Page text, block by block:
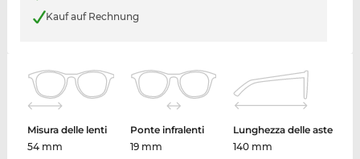
Kauf auf Rechnung
Misura delle lenti
54 mm
Ponte infralenti
19 mm
Lunghezza delle aste
140 mm